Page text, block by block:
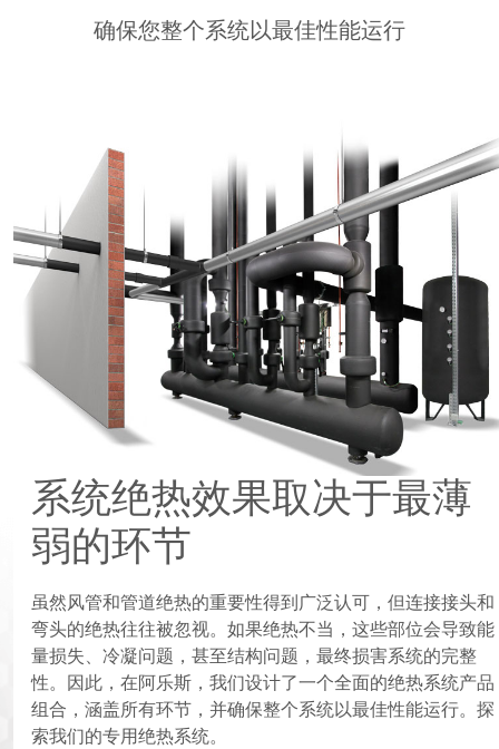
确保您整个系统以最佳性能运行
系统绝热效果取决于最薄
弱的环节
虽然风管和管道绝热的重要性得到广泛认可，但连接接头和
弯头的绝热往往被忽视。如果绝热不当，这些部位会导致能
量损失、冷凝问题，甚至结构问题，最终损害系统的完整
性。因此，在阿乐斯，我们设计了一个全面的绝热系统产品
组合，涵盖所有环节，并确保整个系统以最佳性能运行。探
索我们的专用绝热系统。